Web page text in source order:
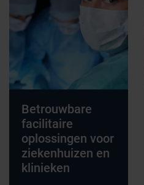
Betrouwbare
facilitaire
oplossingen voor
ziekenhuizen en
klinieken